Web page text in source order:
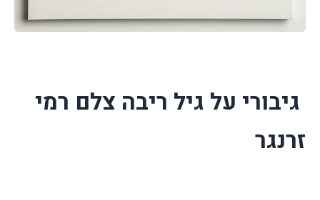
גיבורי על גיל ריבה צלם רמי
זרנגר